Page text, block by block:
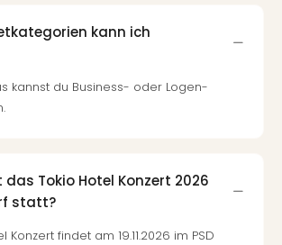
kann ich
kannst du Business- oder Logen-
Tokio Hotel Konzert 2026
statt?
Konzert findet am 19.11.2026 im PSD